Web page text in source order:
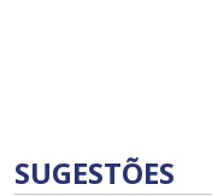
SUGESTÕES